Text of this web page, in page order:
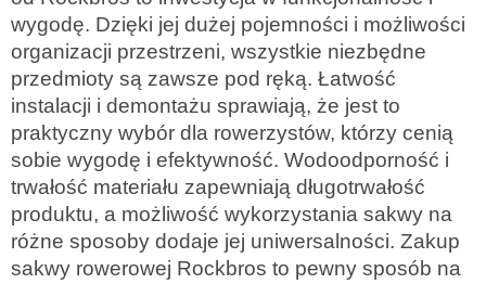
wygodę. Dzięki jej dużej pojemności i możliwości
organizacji przestrzeni, wszystkie niezbędne
przedmioty są zawsze pod ręką. Łatwość
instalacji i demontażu sprawiają, że jest to
praktyczny wybór dla rowerzystów, którzy cenią
sobie wygodę i efektywność. Wodoodporność i
trwałość materiału zapewniają długotrwałość
produktu, a możliwość wykorzystania sakwy na
różne sposoby dodaje jej uniwersalności. Zakup
sakwy rowerowej Rockbros to pewny sposób na